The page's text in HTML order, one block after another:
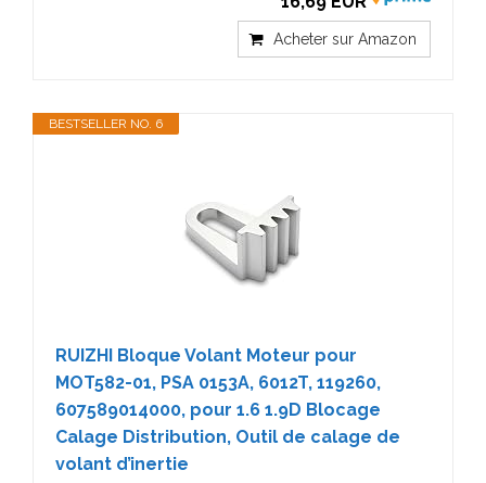
Acheter sur Amazon
BESTSELLER NO. 6
RUIZHI Bloque Volant Moteur pour
MOT582-01, PSA 0153A, 6012T, 119260,
607589014000, pour 1.6 1.9D Blocage
Calage Distribution, Outil de calage de
volant d’inertie